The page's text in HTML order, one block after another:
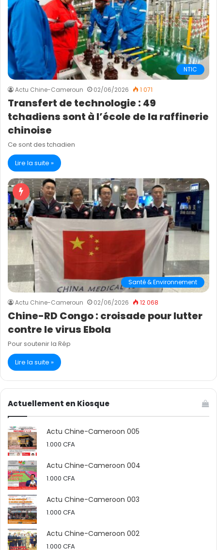
NTIC
Actu Chine-Cameroun 02/06/2026 1 071
Transfert de technologie : 49
tchadiens sont à l’école de la raffinerie
chinoise
Ce sont des tchadien
Lire la suite »
Santé & Environnement
Actu Chine-Cameroun 02/06/2026 12 068
Chine-RD Congo : croisade pour lutter
contre le virus Ebola
Pour soutenir la Rép
Lire la suite »
Actuellement en Kiosque
Actu Chine-Cameroon 005
1.000 CFA
Actu Chine-Cameroon 004
1.000 CFA
Actu Chine-Cameroon 003
1.000 CFA
Actu Chine-Cameroon 002
1.000 CFA